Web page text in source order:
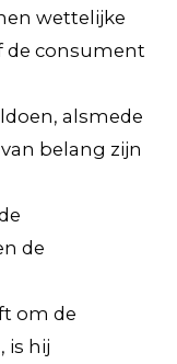
wettelijke
de consument
alsmede
belang zijn
de
om de
is hij